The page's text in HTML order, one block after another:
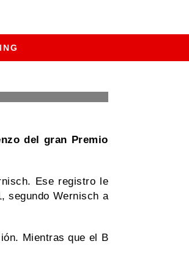
del gran Premio
Ese registro le
segundo Wernisch a
Mientras que el B